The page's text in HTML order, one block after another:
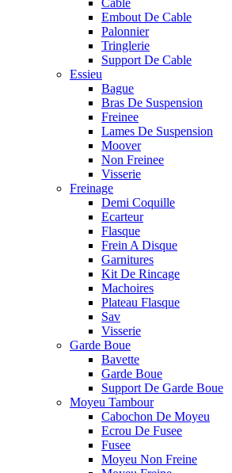
Cable
Embout De Cable
Palonnier
Tringlerie
Support De Cable
Essieu
Bague
Bras De Suspension
Freinee
Lames De Suspension
Moover
Non Freinee
Visserie
Freinage
Demi Coquille
Ecarteur
Flasque
Frein A Disque
Garnitures
Kit De Rincage
Machoires
Plateau Flasque
Sav
Visserie
Garde Boue
Bavette
Garde Boue
Support De Garde Boue
Moyeu Tambour
Cabochon De Moyeu
Ecrou De Fusee
Fusee
Moyeu Non Freine